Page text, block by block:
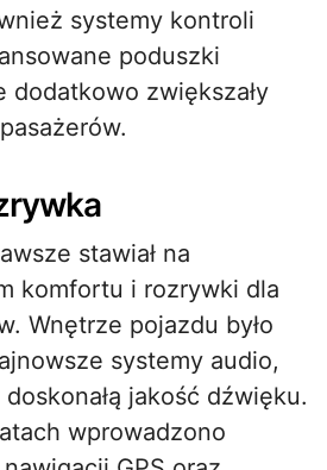
systemy kontroli
poduszki
dodatkowo zwiększały
stawiał na
komfortu i rozrywki dla
Wnętrze pojazdu było
systemy audio,
jakość dźwięku.
wprowadzono